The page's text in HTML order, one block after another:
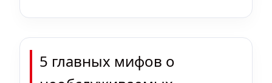
5 главных мифов о